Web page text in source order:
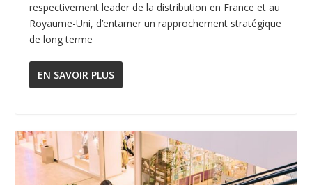
respectivement leader de la distribution en France et au
Royaume-Uni, d’entamer un rapprochement stratégique
de long terme
EN SAVOIR PLUS